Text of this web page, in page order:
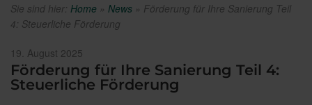
Sie sind hier: Home » News » Förderung für Ihre Sanierung Teil
4: Steuerliche Förderung
Veröffentlicht
am
19. August 2025
Förderung für Ihre Sanierung Teil 4:
Steuerliche Förderung